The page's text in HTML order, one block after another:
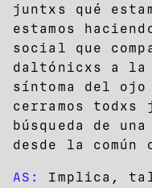
juntxs qué
estamos
social que
daltónicxs a la
síntoma del
cerramos
búsqueda de
desde la común
AS:
Implica,